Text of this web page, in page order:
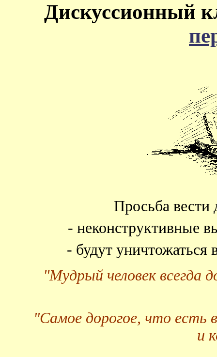
Дискуссионный
Просьба вести
- неконструктивные
- будут
"Мудрый человек всегда
"Самое дорогое, что есть
и